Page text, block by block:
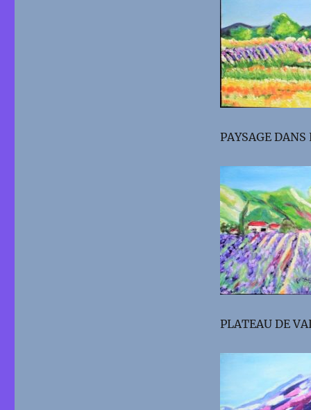
PAYSAGE
PLATEAU DE